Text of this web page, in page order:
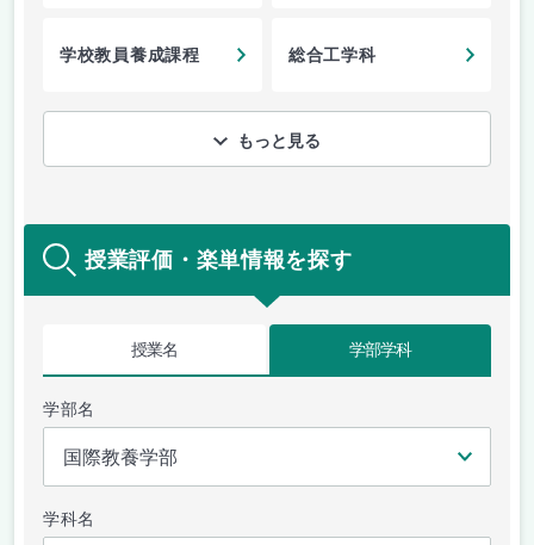
学校教員養成課程 総合工学科
もっと見る
授業評価・楽単情報を探す
授業名 学部学科
学部名
学科名